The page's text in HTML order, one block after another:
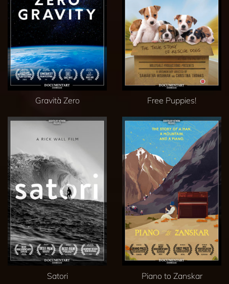
Gravità Zero Free Puppies!
Satori Piano to Zanskar